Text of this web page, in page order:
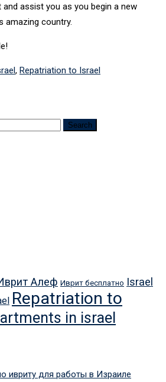
assist you as you begin a new
amazing country.
, Repatriation to Israel
Алеф Иврит бесплатно Israel
Repatriation to
in israel
ивриту для работы в Израиле